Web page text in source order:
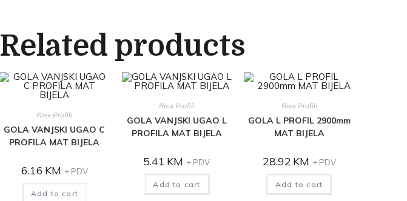
Related products
Riex Profili
GOLA VANJSKI UGAO C
PROFILA MAT BIJELA
6.16 KM + PDV
Add to cart
Riex Profili
GOLA VANJSKI UGAO L
PROFILA MAT BIJELA
5.41 KM + PDV
Add to cart
Riex Profili
GOLA L PROFIL 2900mm
MAT BIJELA
28.92 KM + PDV
Add to cart